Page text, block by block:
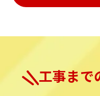
工事まで